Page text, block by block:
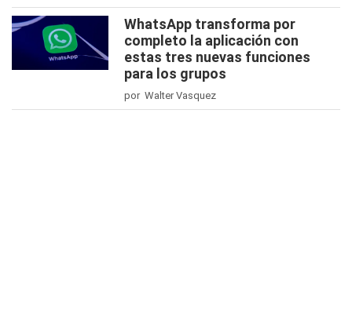
WhatsApp transforma por
completo la aplicación con
estas tres nuevas funciones
para los grupos
por Walter Vasquez